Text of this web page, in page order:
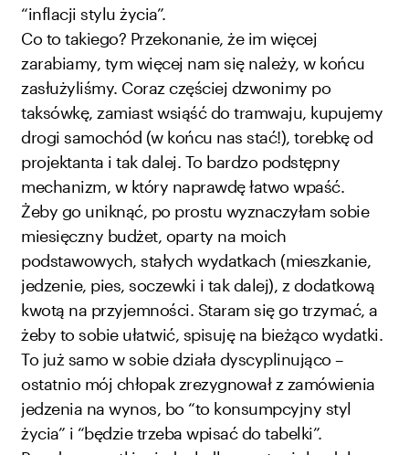
“inflacji stylu życia”.
Co to takiego? Przekonanie, że im więcej
zarabiamy, tym więcej nam się należy, w końcu
zasłużyliśmy. Coraz częściej dzwonimy po
taksówkę, zamiast wsiąść do tramwaju, kupujemy
drogi samochód (w końcu nas stać!), torebkę od
projektanta i tak dalej. To bardzo podstępny
mechanizm, w który naprawdę łatwo wpaść.
Żeby go uniknąć, po prostu wyznaczyłam sobie
miesięczny budżet, oparty na moich
podstawowych, stałych wydatkach (mieszkanie,
jedzenie, pies, soczewki i tak dalej), z dodatkową
kwotą na przyjemności. Staram się go trzymać, a
żeby to sobie ułatwić, spisuję na bieżąco wydatki.
To już samo w sobie działa dyscyplinująco –
ostatnio mój chłopak zrezygnował z zamówienia
jedzenia na wynos, bo “to konsumpcyjny styl
życia” i “będzie trzeba wpisać do tabelki”.